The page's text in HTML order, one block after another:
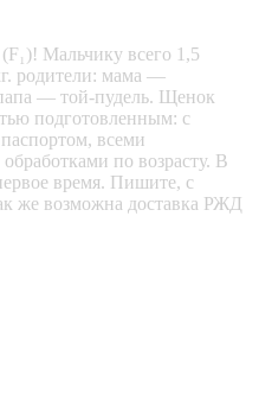
Мальчику всего 1,5
родители: мама —
папа — той‑пудель. Щенок
подготовленным: с
всеми
по возрасту. В
время. Пишите, с
же возможна доставка РЖД